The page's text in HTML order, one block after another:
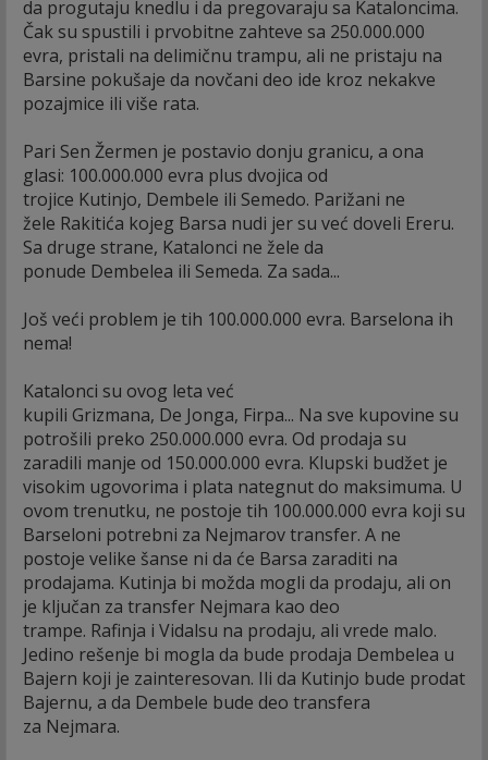
da progutaju knedlu i da pregovaraju sa Kataloncima.
Čak su spustili i prvobitne zahteve sa 250.000.000
evra, pristali na delimičnu trampu, ali ne pristaju na
Barsine pokušaje da novčani deo ide kroz nekakve
pozajmice ili više rata.
Pari Sen Žermen je postavio donju granicu, a ona
glasi: 100.000.000 evra plus dvojica od
trojice Kutinjo, Dembele ili Semedo. Parižani ne
žele Rakitića kojeg Barsa nudi jer su već doveli Ereru.
Sa druge strane, Katalonci ne žele da
ponude Dembelea ili Semeda. Za sada...
Još veći problem je tih 100.000.000 evra. Barselona ih
nema!
Katalonci su ovog leta već
kupili Grizmana, De Jonga, Firpa... Na sve kupovine su
potrošili preko 250.000.000 evra. Od prodaja su
zaradili manje od 150.000.000 evra. Klupski budžet je
visokim ugovorima i plata nategnut do maksimuma. U
ovom trenutku, ne postoje tih 100.000.000 evra koji su
Barseloni potrebni za Nejmarov transfer. A ne
postoje velike šanse ni da će Barsa zaraditi na
prodajama. Kutinja bi možda mogli da prodaju, ali on
je ključan za transfer Nejmara kao deo
trampe. Rafinja i Vidalsu na prodaju, ali vrede malo.
Jedino rešenje bi mogla da bude prodaja Dembelea u
Bajern koji je zainteresovan. Ili da Kutinjo bude prodat
Bajernu, a da Dembele bude deo transfera
za Nejmara.